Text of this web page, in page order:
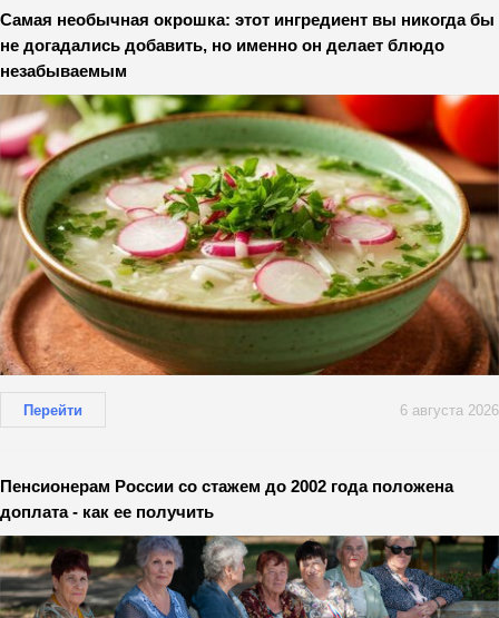
Самая необычная окрошка: этот ингредиент вы никогда бы
не догадались добавить, но именно он делает блюдо
незабываемым
Перейти 6 августа 2026
Пенсионерам России со стажем до 2002 года положена
доплата - как ее получить